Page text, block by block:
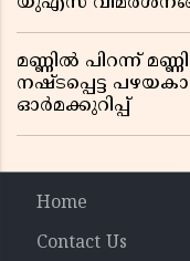
മണ്ണിൽ പിറന്ന്
നഷ്ടപ്പെട്ട
ഓർമക്കുറിപ്പ്
Home
Contact Us